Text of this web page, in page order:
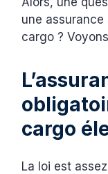
une
cargo ?
cargo
La loi est